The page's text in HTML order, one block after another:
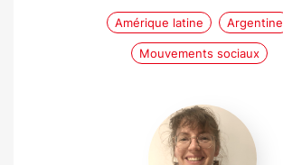
Amérique latine Argentine
Mouvements sociaux
Pauline
Corre
Gloanec